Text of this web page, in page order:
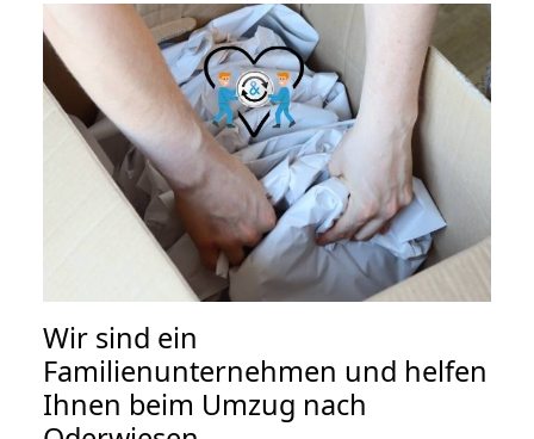
Wir sind ein
Familienunternehmen und helfen
Ihnen beim Umzug nach